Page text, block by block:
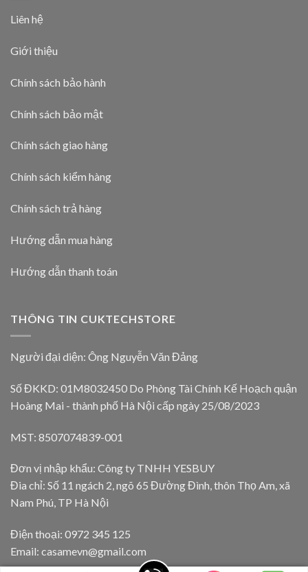
Liên hệ
Giới thiệu
Chính sách bảo hành
Chính sách bảo mật
Chính sách giao hàng
Chính sách kiểm hàng
Chính sách trả hàng
Hướng dẫn mua hàng
Hướng dẫn thanh toán
THÔNG TIN CUKTECHSTORE
Người đại diện: Ông Nguyễn Văn Đảng
Số ĐKKD: 01M8032450 Do Phòng Tài Chính Kế Hoạch quận
Hoàng Mai - thành phố Hà Nội cấp ngày 25/08/2023
MST: 8507074839-001
Đơn vị nhập khẩu: Công ty TNHH YESBUY
Đia chỉ: Số 11 ngách 2, ngõ 65 Đường Đình, thôn Thọ Am, xã
Nam Phú, TP Hà Nội
Điện thoại: 0972 345 125
Email: casamevn@gmail.com